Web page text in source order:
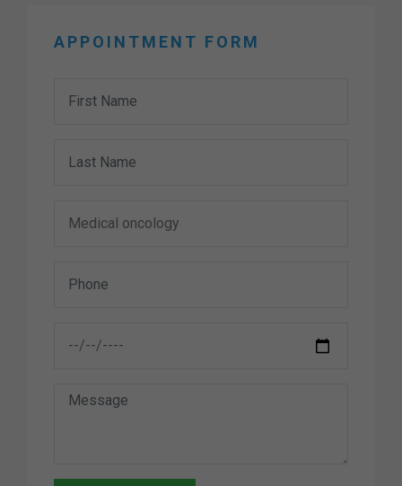
APPOINTMENT FORM